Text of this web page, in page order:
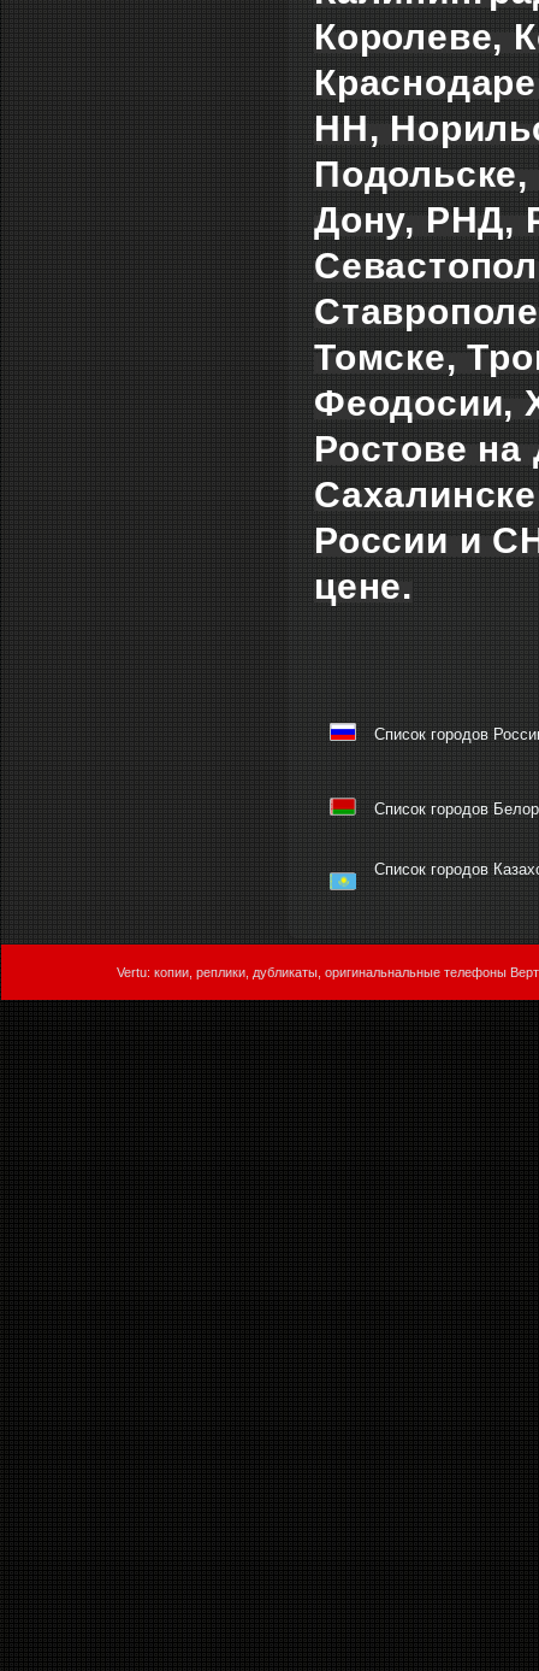
Королеве,
НН,
Дону, РНД,
Томске,
Феодосии,
Ростове
России и
цене.
Список городов
Список городов
Список городов
Vertu: копии, реплики, дубликаты, оригинальнальные телефоны